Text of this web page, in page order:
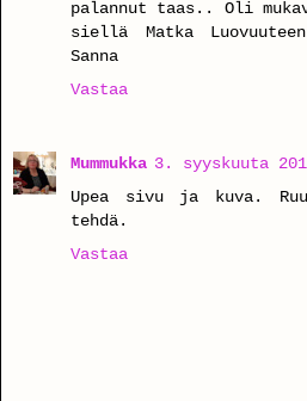
palannut taas.. Oli
siellä Matka
Sanna
Vastaa
Mummukka 3. syyskuuta
Upea sivu ja kuva.
tehdä.
Vastaa